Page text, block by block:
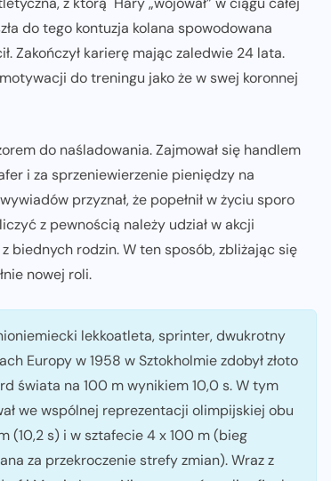
do tego kontuzja kolana spowodowana
Zakończył karierę mając zaledwie 24 lata.
do treningu jako że w swej koronnej
do naśladowania. Zajmował się handlem
i za sprzeniewierzenie pieniędzy na
przyznał, że popełnił w życiu sporo
z pewnością należy udział w akcji
rodzin. W ten sposób, zbliżając się
nowej roli.
lekkoatleta, sprinter, dwukrotny
Europy w 1958 w Sztokholmie zdobył złoto
świata na 100 m wynikiem 10,0 s. W tym
we wspólnej reprezentacji olimpijskiej obu
(10,2 s) i w sztafecie 4 x 100 m (bieg
za przekroczenie strefy zmian). Wraz z